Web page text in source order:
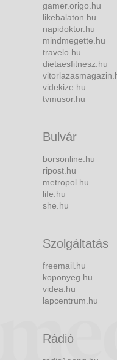
gamer.origo.hu
likebalaton.hu
napidoktor.hu
mindmegette.hu
travelo.hu
dietaesfitnesz.hu
videkize.hu
tvmusor.hu
Bulvár
borsonline.hu
ripost.hu
metropol.hu
life.hu
she.hu
Szolgáltatás
freemail.hu
koponyeg.hu
videa.hu
lapcentrum.hu
Rádió